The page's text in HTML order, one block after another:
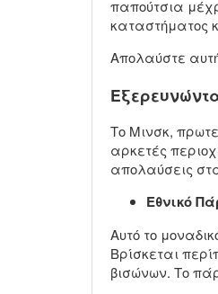
παπούτσια
καταστήματος
Απολαύστε
Το Μινσκ,
αρκετές
απολαύσεις
Εθνικό
Αυτό το
Βρίσκεται
βισώνων. Το